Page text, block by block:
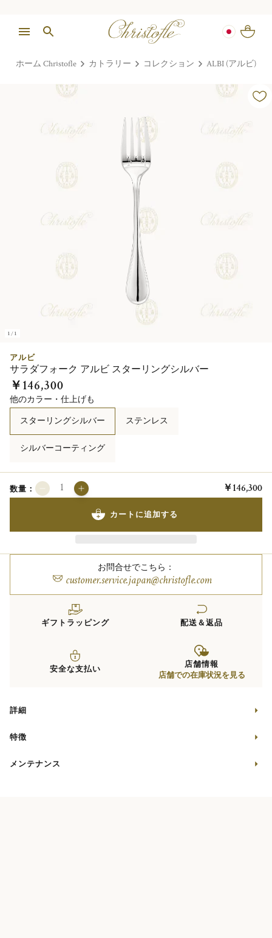
ホーム Christofle カトラリー コレクション ALBI (アルビ)
1/1
アルビ
サラダフォーク アルビ スターリングシルバー
￥146,300
他のカラー・仕上げも
スターリングシルバー
ステンレス
シルバーコーティング
数量： ￥146,300
カートに追加する
お問合せでこちら：
customer.service.japan@christofle.com
ギフトラッピング 配送＆返品
安全な支払い 店舗情報
店舗での在庫状況を見る
詳細
特徴
メンテナンス